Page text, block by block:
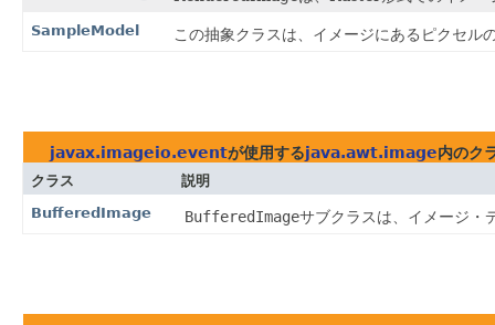
SampleModel この抽象クラスは、イメージにあるピクセル
javax.imageio.eventが使用するjava.awt.image内のク
クラス
説明
BufferedImage
BufferedImageサブクラスは、イメージ・